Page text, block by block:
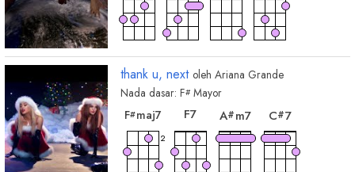
thank u, next oleh Ariana Grande
Nada dasar: F# Mayor
F#maj7
chord
2
F7
chord
A#m7
C#7